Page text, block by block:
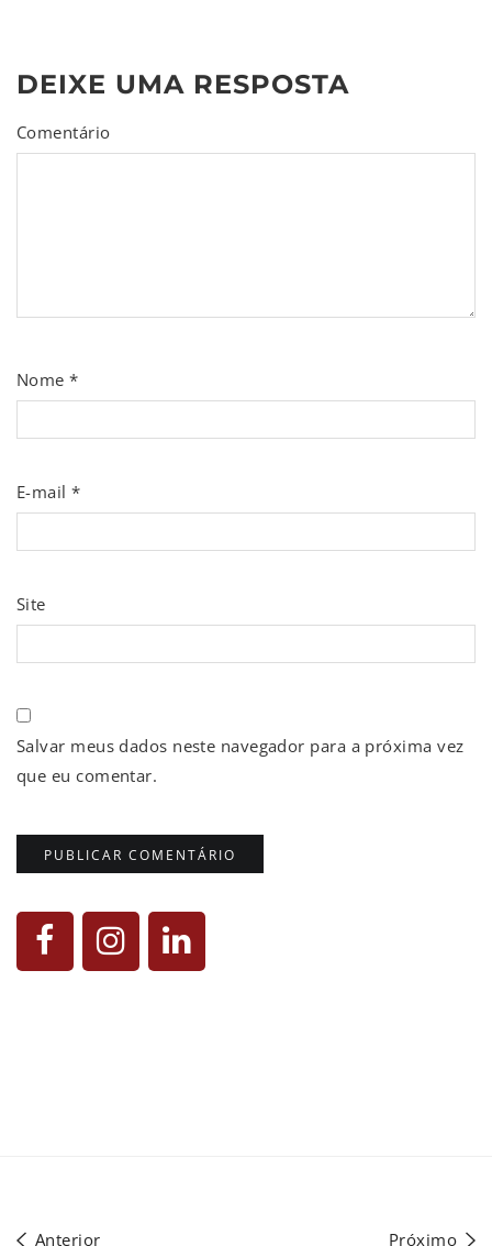
DEIXE UMA RESPOSTA
Comentário
Nome*
E-mail*
Site
Salvar meus dados neste navegador para a próxima vez
que eu comentar.
Anterior Próximo